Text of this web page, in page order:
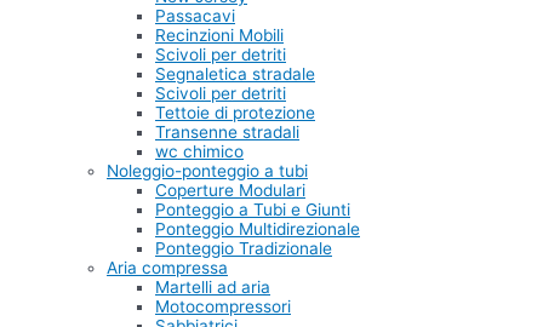
Passacavi
Recinzioni Mobili
Scivoli per detriti
Segnaletica stradale
Scivoli per detriti
Tettoie di protezione
Transenne stradali
wc chimico
Noleggio-ponteggio a tubi
Coperture Modulari
Ponteggio a Tubi e Giunti
Ponteggio Multidirezionale
Ponteggio Tradizionale
Aria compressa
Martelli ad aria
Motocompressori